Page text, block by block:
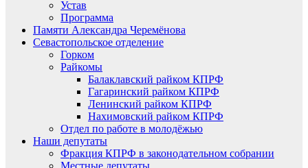
Устав
Программа
Памяти Александра Черемёнова
Севастопольское отделение
Горком
Райкомы
Балаклавский райком КПРФ
Гагаринский райком КПРФ
Ленинский райком КПРФ
Нахимовский райком КПРФ
Отдел по работе в молодёжью
Наши депутаты
Фракция КПРФ в законодательном собрании
Местные депутаты